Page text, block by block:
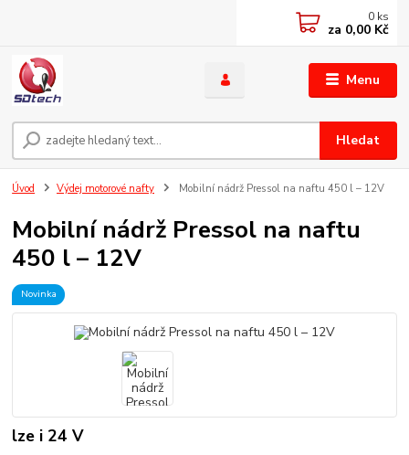
Menu
Hledat
0 ks
za 0,00 Kč
Úvod Výdej motorové nafty Mobilní nádrž Pressol na naftu 450 l – 12V
Mobilní nádrž Pressol na naftu
450 l – 12V
Novinka
lze i 24 V